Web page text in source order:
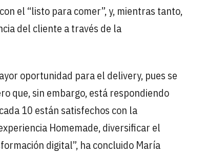
el “listo para comer”, y, mientras tanto,
del cliente a través de la
oportunidad para el delivery, pues se
que, sin embargo, está respondiendo
10 están satisfechos con la
Homemade, diversificar el
digital”, ha concluido María